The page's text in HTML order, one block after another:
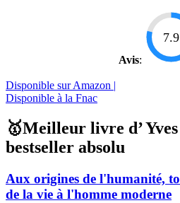
Avis:
7.9
Disponible sur Amazon |
Disponible à la Fnac
🥇Meilleur livre d’
bestseller absolu
Aux origines de l'humanité,
de la vie à l'homme moderne